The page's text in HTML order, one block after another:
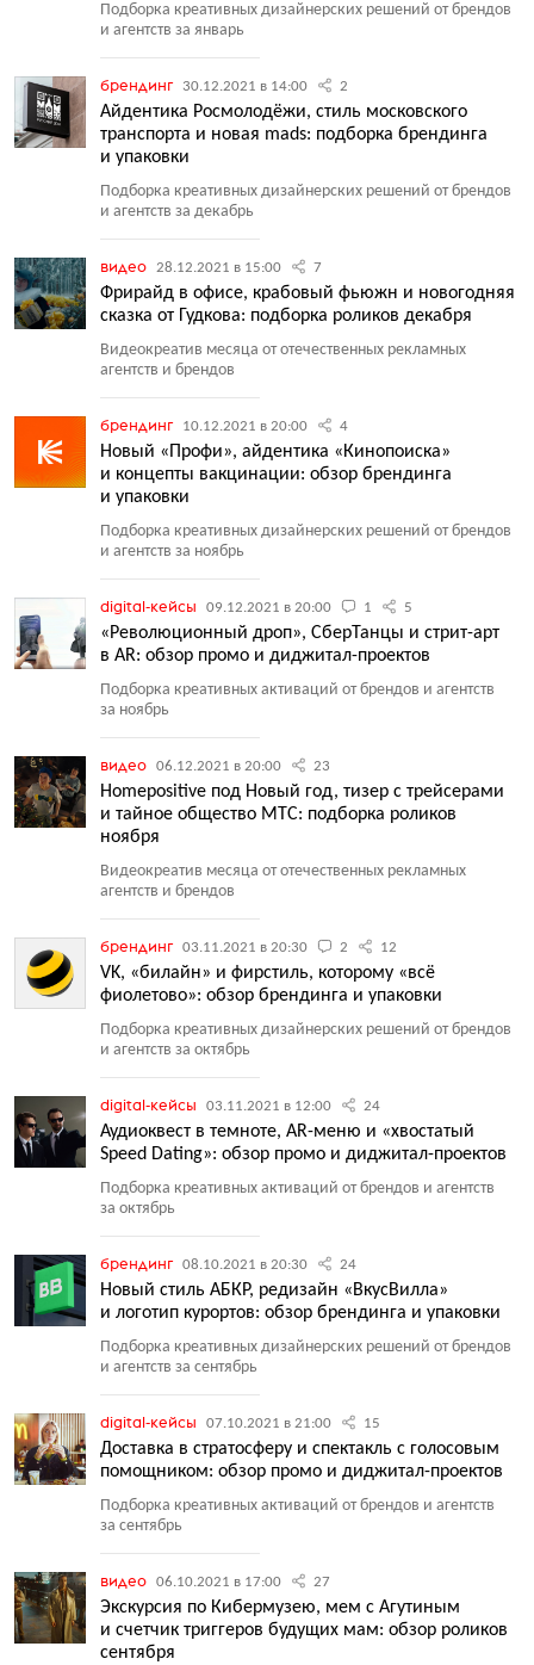
Подборка креативных дизайнерских решений от брендов
и агентств за январь
брендинг 30.12.2021 в 14:00 2
Айдентика Росмолодёжи, стиль московского
транспорта и новая mads: подборка брендинга
и упаковки
Подборка креативных дизайнерских решений от брендов
и агентств за декабрь
видео 28.12.2021 в 15:00 7
Фрирайд в офисе, крабовый фьюжн и новогодняя
сказка от Гудкова: подборка роликов декабря
Видеокреатив месяца от отечественных рекламных
агентств и брендов
брендинг 10.12.2021 в 20:00 4
Новый «Профи», айдентика «Кинопоиска»
и концепты вакцинации: обзор брендинга
и упаковки
Подборка креативных дизайнерских решений от брендов
и агентств за ноябрь
digital-кейсы 09.12.2021 в 20:00 1 5
«Революционный дроп», СберТанцы и стрит-арт
в AR: обзор промо и диджитал-проектов
Подборка креативных активаций от брендов и агентств
за ноябрь
видео 06.12.2021 в 20:00 23
Homepositive под Новый год, тизер с трейсерами
и тайное общество МТС: подборка роликов
ноября
Видеокреатив месяца от отечественных рекламных
агентств и брендов
брендинг 03.11.2021 в 20:30 2 12
VK, «билайн» и фирстиль, которому «всё
фиолетово»: обзор брендинга и упаковки
Подборка креативных дизайнерских решений от брендов
и агентств за октябрь
digital-кейсы 03.11.2021 в 12:00 24
Аудиоквест в темноте, AR-меню и «хвостатый
Speed Dating»: обзор промо и диджитал-проектов
Подборка креативных активаций от брендов и агентств
за октябрь
брендинг 08.10.2021 в 20:30 24
Новый стиль АБКР, редизайн «ВкусВилла»
и логотип курортов: обзор брендинга и упаковки
Подборка креативных дизайнерских решений от брендов
и агентств за сентябрь
digital-кейсы 07.10.2021 в 21:00 15
Доставка в стратосферу и спектакль с голосовым
помощником: обзор промо и диджитал-проектов
Подборка креативных активаций от брендов и агентств
за сентябрь
видео 06.10.2021 в 17:00 27
Экскурсия по Кибермузею, мем с Агутиным
и счетчик триггеров будущих мам: обзор роликов
сентября